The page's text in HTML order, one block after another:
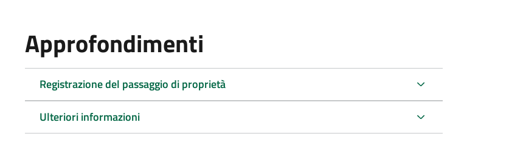
Approfondimenti
Registrazione del passaggio di proprietà
Ulteriori informazioni